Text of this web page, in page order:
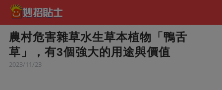
農村危害雜草水生草本植物「鴨舌
草」，有3個強大的用途與價值
2023/11/23